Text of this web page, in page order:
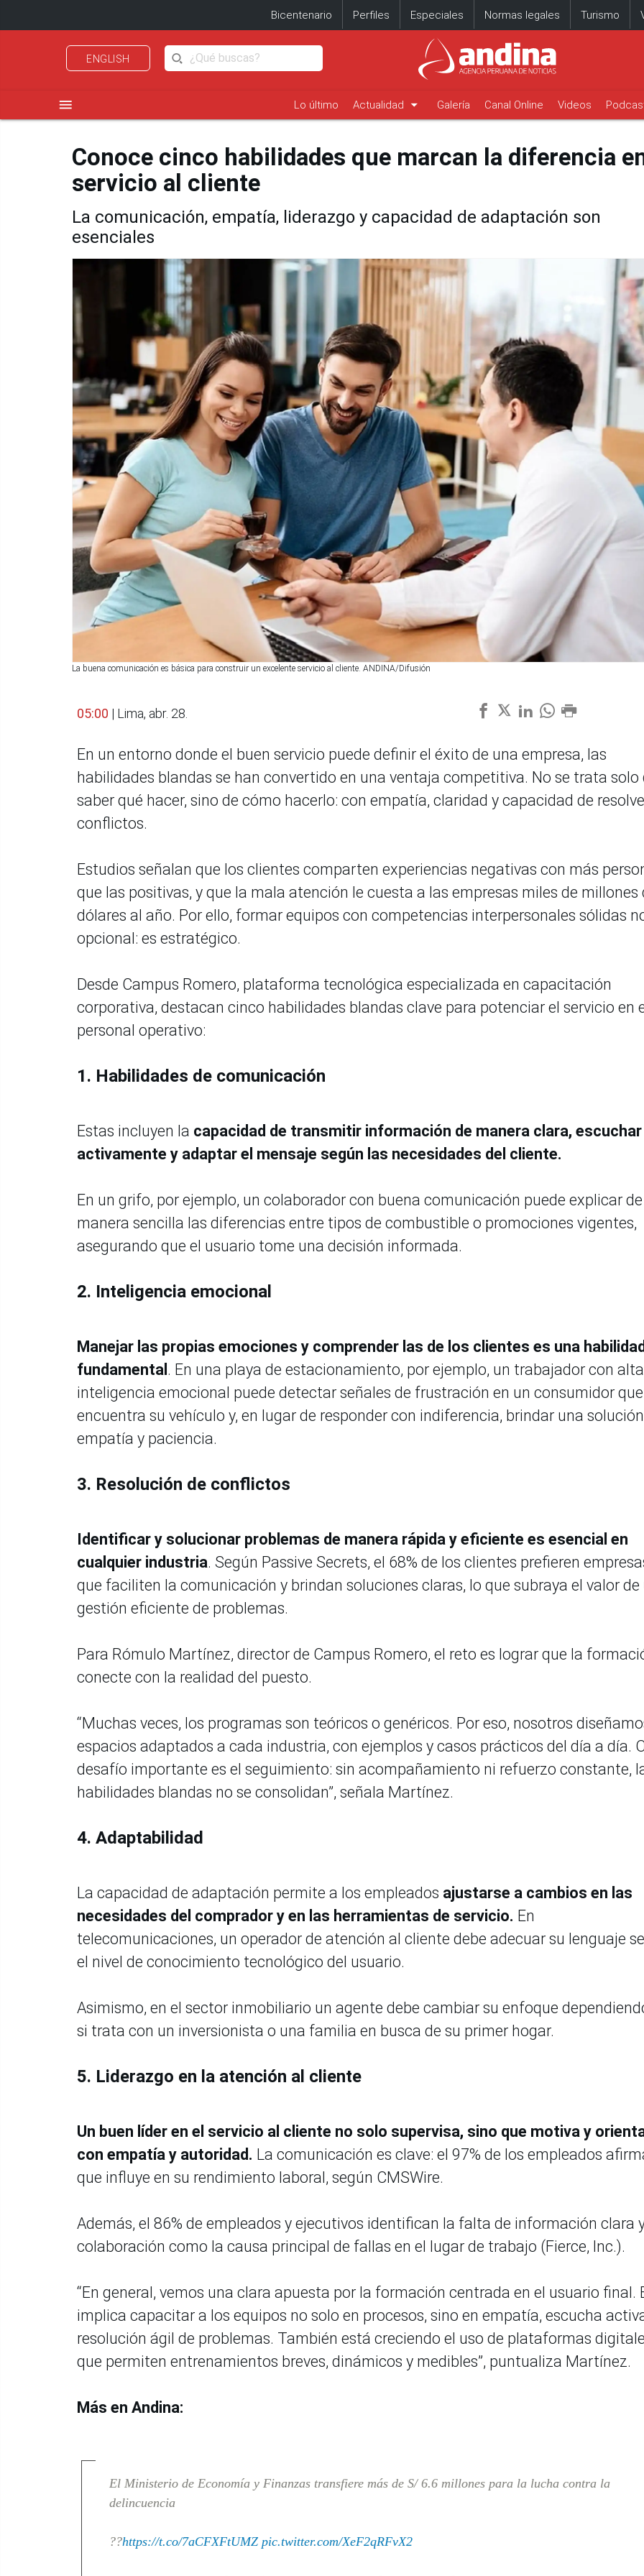
Bicentenario Perfiles Especiales Normas legales Turismo
ENGLISH
menu Lo último Actualidad arrow_drop_down Galería Canal Online Videos
Conoce cinco habilidades que marcan la diferencia
servicio al cliente
La comunicación, empatía, liderazgo y capacidad de adaptación son
esenciales
La buena comunicación es básica para construir un excelente servicio al cliente. ANDINA/Difusión
05:00 | Lima, abr. 28.
En un entorno donde el buen servicio puede definir el éxito de una empresa, las
habilidades blandas se han convertido en una ventaja competitiva. No se trata solo
saber qué hacer, sino de cómo hacerlo: con empatía, claridad y capacidad de
conflictos.
Estudios señalan que los clientes comparten experiencias negativas con más
que las positivas, y que la mala atención le cuesta a las empresas miles de millones
dólares al año. Por ello, formar equipos con competencias interpersonales sólidas
opcional: es estratégico.
Desde Campus Romero, plataforma tecnológica especializada en capacitación
corporativa, destacan cinco habilidades blandas clave para potenciar el servicio en
personal operativo:
1. Habilidades de comunicación
Estas incluyen la capacidad de transmitir información de manera clara, escuchar
activamente y adaptar el mensaje según las necesidades del cliente.
En un grifo, por ejemplo, un colaborador con buena comunicación puede explicar de
manera sencilla las diferencias entre tipos de combustible o promociones vigentes,
asegurando que el usuario tome una decisión informada.
2. Inteligencia emocional
Manejar las propias emociones y comprender las de los clientes es una habilidad
fundamental . En una playa de estacionamiento, por ejemplo, un trabajador con alta
inteligencia emocional puede detectar señales de frustración en un consumidor
encuentra su vehículo y, en lugar de responder con indiferencia, brindar una
empatía y paciencia.
3. Resolución de conflictos
Identificar y solucionar problemas de manera rápida y eficiente es esencial en
cualquier industria. Según Passive Secrets, el 68% de los clientes prefieren
que faciliten la comunicación y brindan soluciones claras, lo que subraya el valor de
gestión eficiente de problemas.
Para Rómulo Martínez, director de Campus Romero, el reto es lograr que la
conecte con la realidad del puesto.
“Muchas veces, los programas son teóricos o genéricos. Por eso, nosotros
espacios adaptados a cada industria, con ejemplos y casos prácticos del día a día.
desafío importante es el seguimiento: sin acompañamiento ni refuerzo constante,
habilidades blandas no se consolidan”, señala Martínez.
4. Adaptabilidad
La capacidad de adaptación permite a los empleados ajustarse a cambios en las
necesidades del comprador y en las herramientas de servicio. En
telecomunicaciones, un operador de atención al cliente debe adecuar su lenguaje
el nivel de conocimiento tecnológico del usuario.
Asimismo, en el sector inmobiliario un agente debe cambiar su enfoque
si trata con un inversionista o una familia en busca de su primer hogar.
5. Liderazgo en la atención al cliente
Un buen líder en el servicio al cliente no solo supervisa, sino que motiva y
con empatía y autoridad. La comunicación es clave: el 97% de los empleados
que influye en su rendimiento laboral, según CMSWire.
Además, el 86% de empleados y ejecutivos identifican la falta de información clara
colaboración como la causa principal de fallas en el lugar de trabajo (Fierce, Inc.).
“En general, vemos una clara apuesta por la formación centrada en el usuario final.
implica capacitar a los equipos no solo en procesos, sino en empatía, escucha
resolución ágil de problemas. También está creciendo el uso de plataformas
que permiten entrenamientos breves, dinámicos y medibles”, puntualiza Martínez.
Más en Andina:
El Ministerio de Economía y Finanzas transfiere más de S/ 6.6 millones para la lucha contra la
delincuencia
??https://t.co/7aCFXFtUMZ pic.twitter.com/XeF2qRFvX2